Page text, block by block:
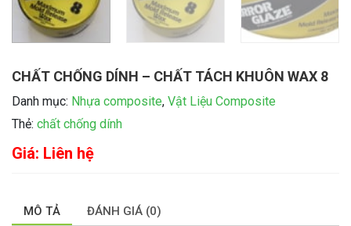
CHẤT CHỐNG DÍNH – CHẤT TÁCH KHUÔN WAX 8
Danh mục: Nhựa composite, Vật Liệu Composite
Thẻ: chất chống dính
Giá: Liên hệ
MÔ TẢ ĐÁNH GIÁ (0)